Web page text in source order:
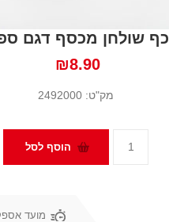
כף שולחן מכסף דגם
₪8.90
מק"ט: 2492000
מועד